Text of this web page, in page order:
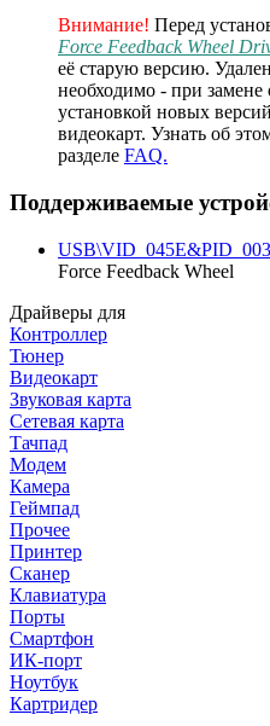
Внимание! Перед
Force Feedback Wheel
её старую версию.
необходимо - при
установкой новых
видеокарт. Узнать об
разделе FAQ.
Поддерживаемые
Force Feedback Wheel
Драйверы для
Контроллер
Тюнер
Видеокарт
Звуковая карта
Сетевая карта
Тачпад
Модем
Камера
Геймпад
Прочее
Принтер
Сканер
Клавиатура
Порты
Смартфон
ИК-порт
Ноутбук
Картридер